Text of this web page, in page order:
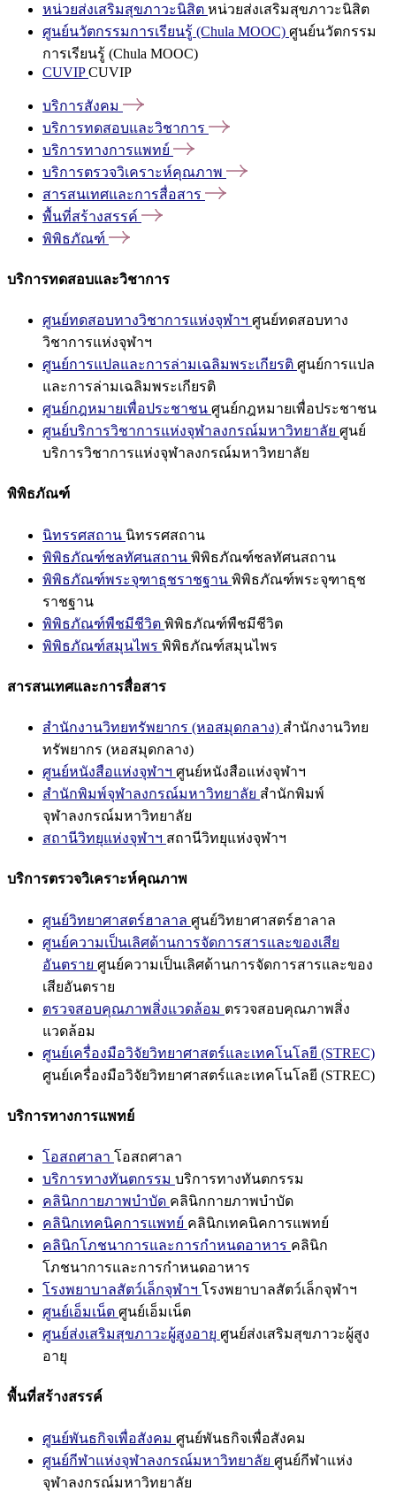
หน่วยส่งเสริมสุขภาวะนิสิต หน่วยส่งเสริมสุขภาวะนิสิต
ศูนย์นวัตกรรมการเรียนรู้ (Chula MOOC) ศูนย์นวัตกรรม
การเรียนรู้ (Chula MOOC)
CUVIPCUVIP
บริการสังคม
บริการทดสอบและวิชาการ
บริการทางการแพทย์
บริการตรวจวิเคราะห์คุณภาพ
สารสนเทศและการสื่อสาร
พื้นที่สร้างสรรค์
พิพิธภัณฑ์
บริการทดสอบและวิชาการ
ศูนย์ทดสอบทางวิชาการแห่งจุฬาฯ ศูนย์ทดสอบทาง
วิชาการแห่งจุฬาฯ
ศูนย์การแปลและการล่ามเฉลิมพระเกียรติ ศูนย์การแปล
และการล่ามเฉลิมพระเกียรติ
ศูนย์กฎหมายเพื่อประชาชน ศูนย์กฎหมายเพื่อประชาชน
ศูนย์บริการวิชาการแห่งจุฬาลงกรณ์มหาวิทยาลัย ศูนย์
บริการวิชาการแห่งจุฬาลงกรณ์มหาวิทยาลัย
พิพิธภัณฑ์
นิทรรศสถาน นิทรรศสถาน
พิพิธภัณฑ์ชลทัศนสถาน พิพิธภัณฑ์ชลทัศนสถาน
พิพิธภัณฑ์พระจุฑาธุชราชฐาน พิพิธภัณฑ์พระจุฑาธุช
ราชฐาน
พิพิธภัณฑ์พืชมีชีวิต พิพิธภัณฑ์พืชมีชีวิต
พิพิธภัณฑ์สมุนไพร พิพิธภัณฑ์สมุนไพร
สารสนเทศและการสื่อสาร
สำนักงานวิทยทรัพยากร (หอสมุดกลาง) สำนักงานวิทย
ทรัพยากร (หอสมุดกลาง)
ศูนย์หนังสือแห่งจุฬาฯ ศูนย์หนังสือแห่งจุฬาฯ
สำนักพิมพ์จุฬาลงกรณ์มหาวิทยาลัย สำนักพิมพ์
จุฬาลงกรณ์มหาวิทยาลัย
สถานีวิทยุแห่งจุฬาฯ สถานีวิทยุแห่งจุฬาฯ
บริการตรวจวิเคราะห์คุณภาพ
ศูนย์วิทยาศาสตร์ฮาลาล ศูนย์วิทยาศาสตร์ฮาลาล
ศูนย์ความเป็นเลิศด้านการจัดการสารและของเสีย
อันตราย ศูนย์ความเป็นเลิศด้านการจัดการสารและของ
เสียอันตราย
ตรวจสอบคุณภาพสิ่งแวดล้อม ตรวจสอบคุณภาพสิ่ง
แวดล้อม
ศูนย์เครื่องมือวิจัยวิทยาศาสตร์และเทคโนโลยี (STREC)
ศูนย์เครื่องมือวิจัยวิทยาศาสตร์และเทคโนโลยี (STREC)
บริการทางการแพทย์
โอสถศาลา โอสถศาลา
บริการทางทันตกรรม บริการทางทันตกรรม
คลินิกกายภาพบำบัด คลินิกกายภาพบำบัด
คลินิกเทคนิคการแพทย์ คลินิกเทคนิคการแพทย์
คลินิกโภชนาการและการกำหนดอาหาร คลินิก
โภชนาการและการกำหนดอาหาร
โรงพยาบาลสัตว์เล็กจุฬาฯ โรงพยาบาลสัตว์เล็กจุฬาฯ
ศูนย์เอ็มเน็ต ศูนย์เอ็มเน็ต
ศูนย์ส่งเสริมสุขภาวะผู้สูงอายุ ศูนย์ส่งเสริมสุขภาวะผู้สูง
อายุ
พื้นที่สร้างสรรค์
ศูนย์พันธกิจเพื่อสังคม ศูนย์พันธกิจเพื่อสังคม
ศูนย์กีฬาแห่งจุฬาลงกรณ์มหาวิทยาลัย ศูนย์กีฬาแห่ง
จุฬาลงกรณ์มหาวิทยาลัย